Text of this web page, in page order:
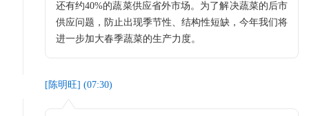
还有约40%的蔬菜供应省外市场。为了解决蔬菜的后市
供应问题，防止出现季节性、结构性短缺，今年我们将
进一步加大春季蔬菜的生产力度。
[ 陈明旺] (07:30)